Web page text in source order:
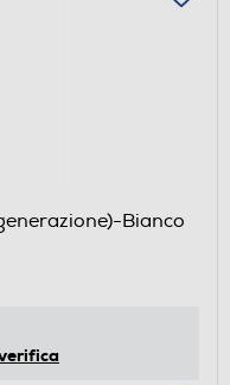
Bianco